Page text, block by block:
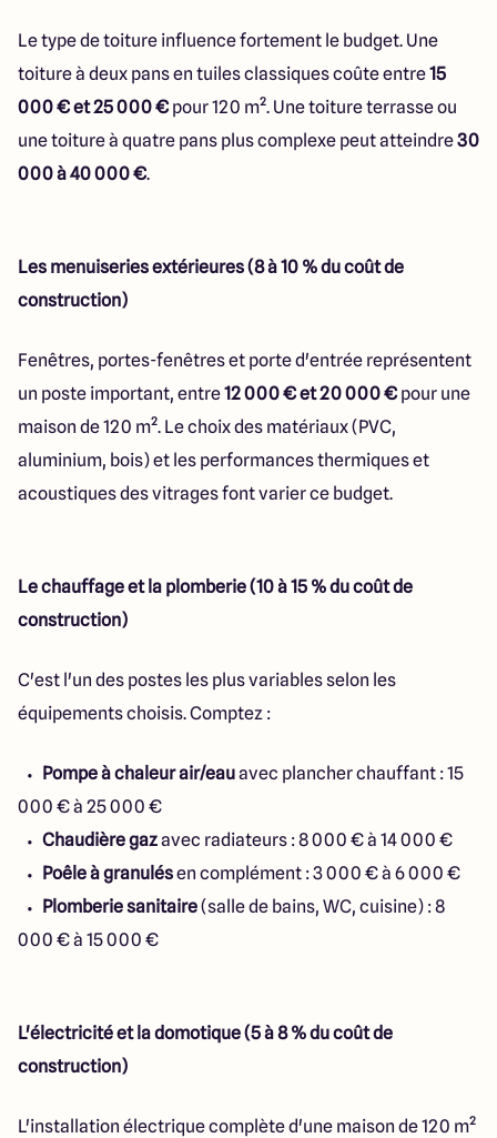
Le type de toiture influence fortement le budget. Une
toiture à deux pans en tuiles classiques coûte entre15
000 € et 25 000 € pour 120 m². Une toiture terrasse ou
une toiture à quatre pans plus complexe peut atteindre30
000 à 40 000 €.
Les menuiseries extérieures (8 à 10 % du coût de
construction)
Fenêtres, portes-fenêtres et porte d'entrée représentent
un poste important, entre12 000 € et 20 000 € pour une
maison de 120 m². Le choix des matériaux (PVC,
aluminium, bois) et les performances thermiques et
acoustiques des vitrages font varier ce budget.
Le chauffage et la plomberie (10 à 15 % du coût de
construction)
C'est l'un des postes les plus variables selon les
équipements choisis. Comptez :
Pompe à chaleur air/eauavec plancher chauffant : 15
000 € à 25 000 €
Chaudière gazavec radiateurs : 8 000 € à 14 000 €
Poêle à granulésen complément : 3 000 € à 6 000 €
Plomberie sanitaire(salle de bains, WC, cuisine) : 8
000 € à 15 000 €
L'électricité et la domotique (5 à 8 % du coût de
construction)
L'installation électrique complète d'une maison de 120 m²